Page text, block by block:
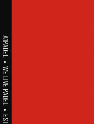
A1PADEL • WE LIVE PADEL • ESTADISTICAS